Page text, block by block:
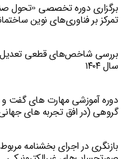
برگزاری دوره تخصصی «تحول
تمرکز بر فناوری‌های نوین
بررسی شاخص‌های قطعی تعدیل
سال ۱۴۰۴
دوره آموزشی مهارت های گفت
گروهی (در افق تجربه های
بازنگری در اجرای بخشنامه